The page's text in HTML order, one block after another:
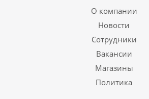
О компании
Новости
Сотрудники
Вакансии
Магазины
Политика